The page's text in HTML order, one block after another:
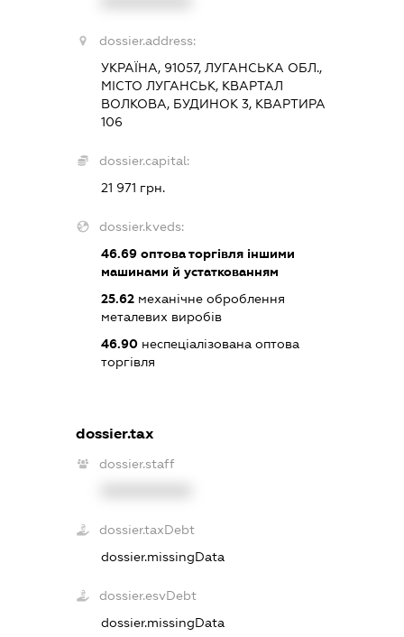
dossier.address:
УКРАЇНА, 91057, ЛУГАНСЬКА ОБЛ.,
МІСТО ЛУГАНСЬК, КВАРТАЛ
ВОЛКОВА, БУДИНОК 3, КВАРТИРА
106
dossier.capital:
21 971 грн.
dossier.kveds:
46.69 оптова торгівля іншими
машинами й устаткованням
25.62 механічне оброблення
металевих виробів
46.90 неспеціалізована оптова
торгівля
dossier.tax
dossier.staff
dossier.taxDebt
dossier.missingData
dossier.esvDebt
dossier.missingData